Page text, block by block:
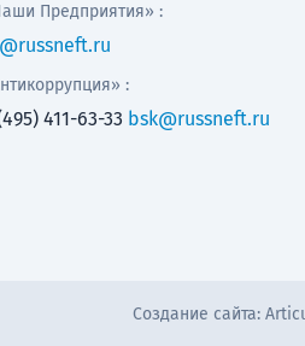
Предприятия» :
:
411-63-33 bsk@russneft.ru
Создание сайта: